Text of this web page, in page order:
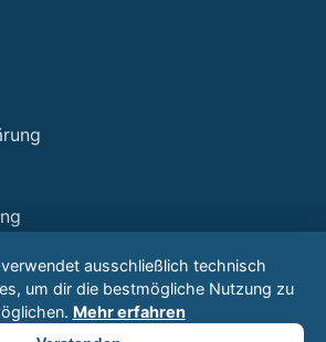
– Jürgen Reintjes. Alle Rechte
ausschließlich technisch
um dir die bestmögliche Nutzung zu
Mehr erfahren